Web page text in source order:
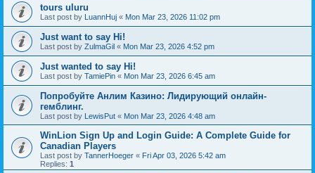
tours uluru
Last post by LuannHuj « Mon Mar 23, 2026 11:02 pm
Just want to say Hi!
Last post by ZulmaGil « Mon Mar 23, 2026 4:52 pm
Just wanted to say Hi!
Last post by TamiePin « Mon Mar 23, 2026 6:45 am
Попробуйте Анлим Казино: Лидирующий онлайн-
гемблинг.
Last post by LewisPut « Mon Mar 23, 2026 4:48 am
WinLion Sign Up and Login Guide: A Complete Guide for
Canadian Players
Last post by TannerHoeger « Fri Apr 03, 2026 5:42 am
Replies: 1